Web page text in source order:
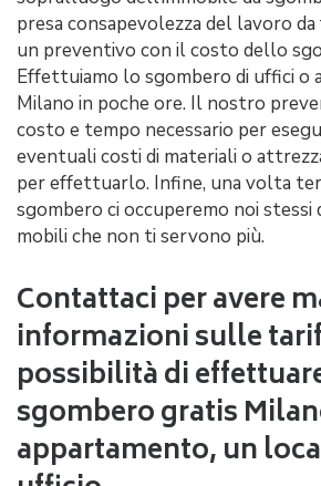
presa consapevolezza del lavoro
un preventivo con il costo dello
Effettuiamo lo sgombero di uffici o
Milano in poche ore. Il nostro
costo e tempo necessario per
eventuali costi di materiali o
per effettuarlo. Infine, una volta
sgombero ci occuperemo noi
mobili che non ti servono più.
Contattaci per avere
informazioni sulle
possibilità di
sgombero gratis
appartamento, un